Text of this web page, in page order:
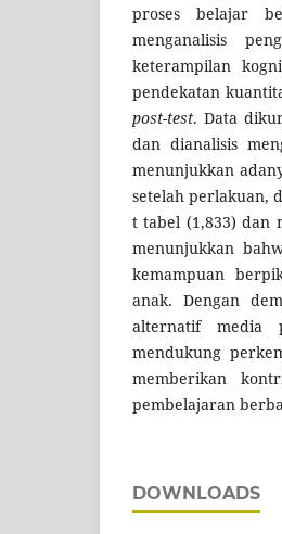
proses belajar
menganalisis
keterampilan
pendekatan
post-test. Data
dan dianalisis
menunjukkan
setelah perlakuan,
t tabel (1,833) dan
menunjukkan
kemampuan
anak. Dengan
alternatif media
mendukung
memberikan
pembelajaran
DOWNLOADS